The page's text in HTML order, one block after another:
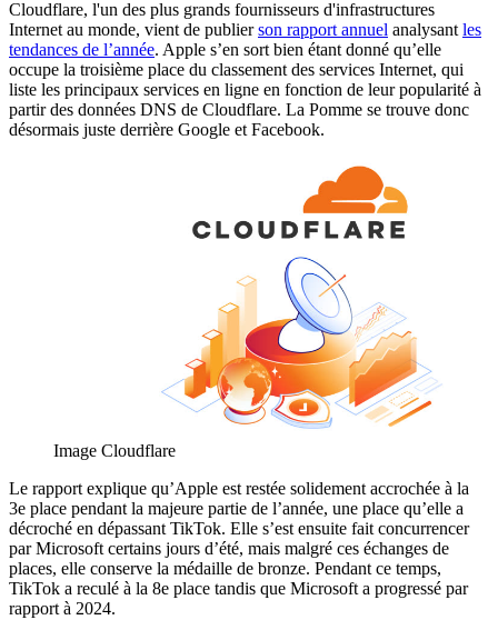
Cloudflare, l'un des plus grands fournisseurs d'infrastructures
Internet au monde, vient de publierson rapport annuel analysant les
tendances de l’année. Apple s’en sort bien étant donné qu’elle
occupe la troisième place du classement des services Internet, qui
liste les principaux services en ligne en fonction de leur popularité à
partir des données DNS de Cloudflare. La Pomme se trouve donc
désormais juste derrière Google et Facebook.
Image Cloudflare
Le rapport explique qu’Apple est restée solidement accrochée à la
3e place pendant la majeure partie de l’année, une place qu’elle a
décroché en dépassant TikTok. Elle s’est ensuite fait concurrencer
par Microsoft certains jours d’été, mais malgré ces échanges de
places, elle conserve la médaille de bronze. Pendant ce temps,
TikTok a reculé à la 8e place tandis que Microsoft a progressé par
rapport à 2024.